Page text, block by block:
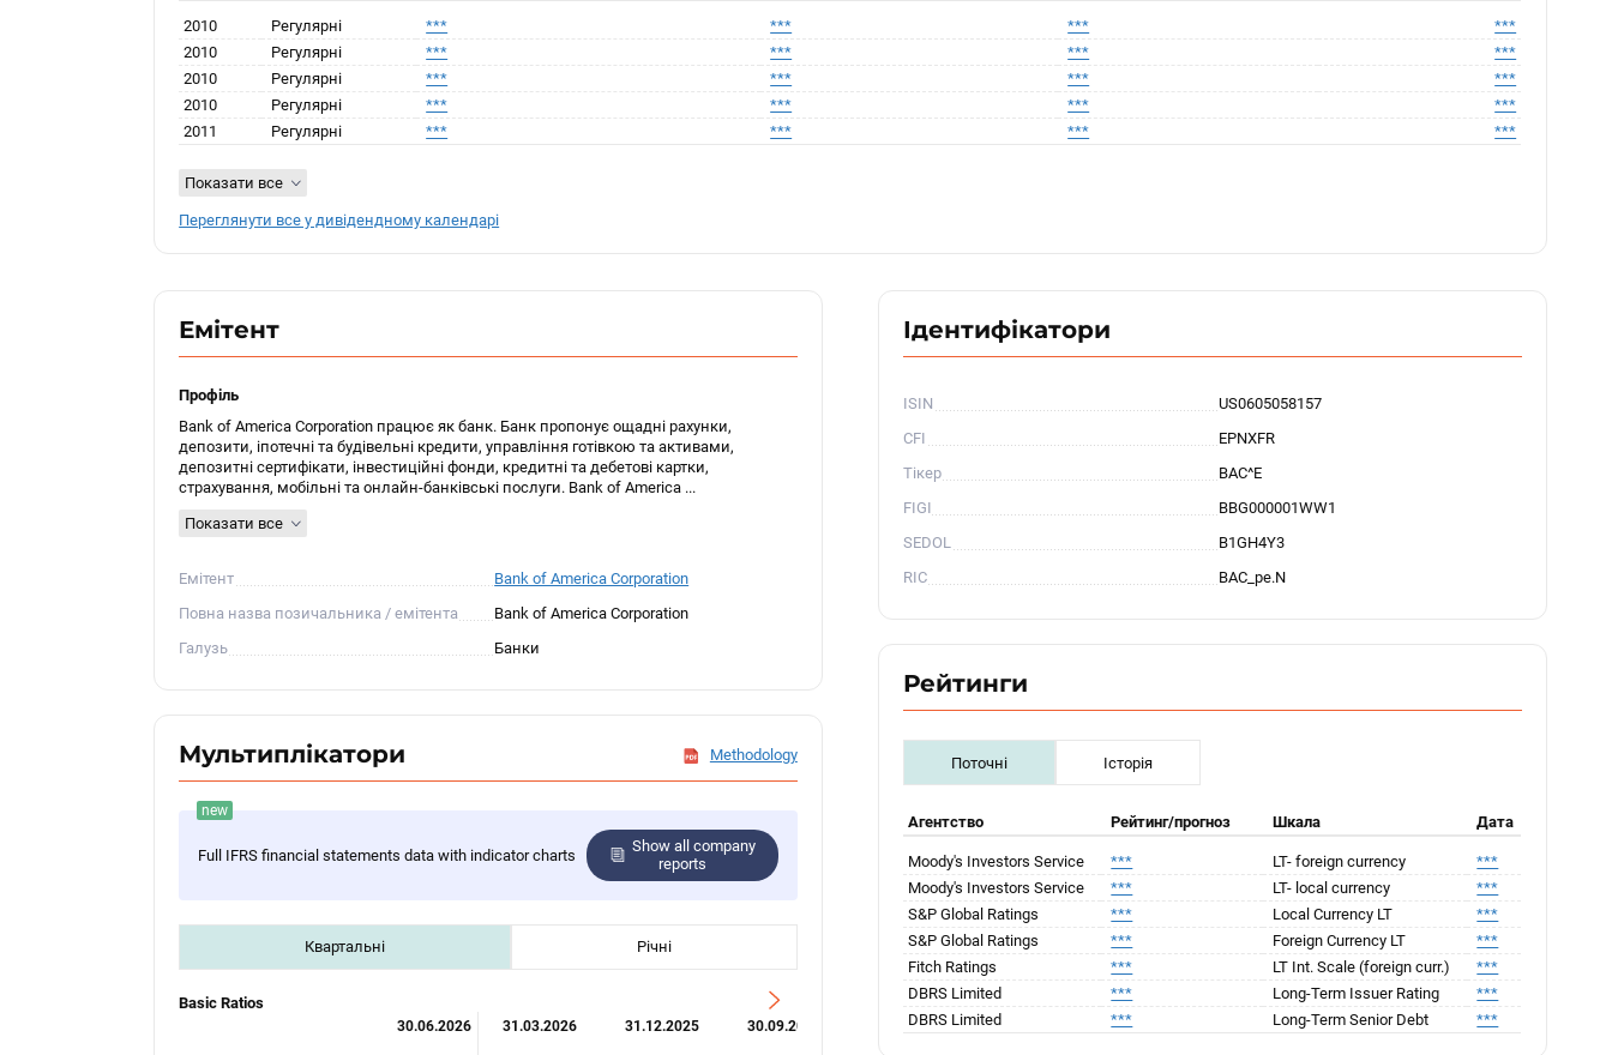
2010 Регулярні *** *** ***
***
2010
Регулярні *** *** ***
***
2010
Регулярні *** *** ***
***
2010
Регулярні *** *** ***
***
2011
Регулярні *** *** *** ***
Показати все
Переглянути все у дивідендному календарі
Емітент
Профіль
Bank of America Corporation працює як банк. Банк пропонує ощадні рахунки,
депозити, іпотечні та будівельні кредити, управління готівкою та активами,
депозитні сертифікати, інвестиційні фонди, кредитні та дебетові картки,
страхування, мобільні та онлайн-банківські послуги. Bank of America ...
Показати все
Емітент
Bank of America Corporation
Повна назва позичальника / емітента
Bank of America Corporation
Галузь
Банки
Мультиплікатори Methodology
new
Full IFRS financial statements data with indicator charts
Show all company
reports
Квартальні Річні
Basic Ratios
30.06.2026 31.03.2026 31.12.2025 30.09.2025 30.06.2025
Ідентифікатори
ISIN
US0605058157
CFI
EPNXFR
Тікер
BAC^E
FIGI
BBG000001WW1
SEDOL
B1GH4Y3
RIC
BAC_pe.N
Рейтинги
Поточні Історія
Агентство Рейтинг/прогноз Шкала Дата
Moody's Investors Service *** LT- foreign currency
***
Moody's Investors Service
*** LT- local currency
***
S&P Global Ratings
*** Local Currency LT
***
S&P Global Ratings
*** Foreign Currency LT
***
Fitch Ratings
*** LT Int. Scale (foreign curr.)
***
DBRS Limited
*** Long-Term Issuer Rating
***
DBRS Limited
*** Long-Term Senior Debt ***